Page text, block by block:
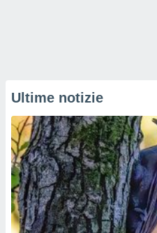
Ultime notizie